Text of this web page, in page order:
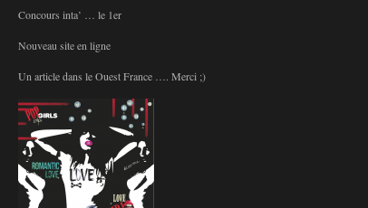
Concours inta’ … le 1er
Nouveau site en ligne
Un article dans le Ouest France …. Merci ;)